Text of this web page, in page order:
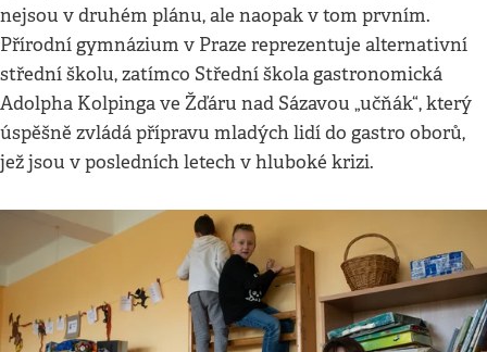
nejsou v druhém plánu, ale naopak v tom prvním.
Přírodní gymnázium v Praze reprezentuje alternativní
střední školu, zatímco Střední škola gastronomická
Adolpha Kolpinga ve Žďáru nad Sázavou „učňák“, který
úspěšně zvládá přípravu mladých lidí do gastro oborů,
jež jsou v posledních letech v hluboké krizi.